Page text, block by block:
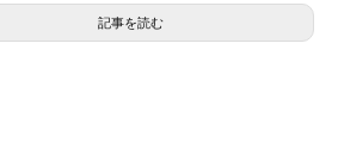
記事を読む